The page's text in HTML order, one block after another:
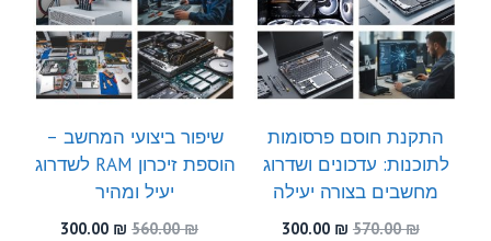
התקנת חוסם פרסומות
לתוכנות: עדכונים ושדרוג
מחשבים בצורה יעילה
570.00₪
המחיר
300.00 ₪
שיפור ביצועי המחשב –
הוספת זיכרון RAM לשדרוג
יעיל ומהיר
560.00₪
המחיר
300.00 ₪
המחיר